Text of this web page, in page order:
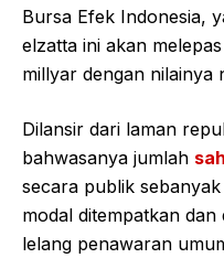
Bursa Efek Indonesia,
elzatta ini akan melepas
millyar dengan nilainya
Dilansir dari laman
bahwasanya jumlah
secara publik
modal ditempatkan
lelang penawaran